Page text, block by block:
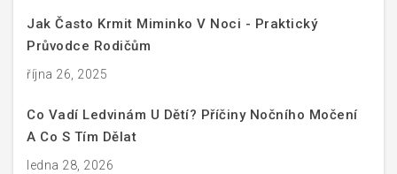
Jak Často Krmit Miminko V Noci - Praktický
Průvodce Rodičům
října 26, 2025
Co Vadí Ledvinám U Dětí? Příčiny Nočního Močení
A Co S Tím Dělat
ledna 28, 2026